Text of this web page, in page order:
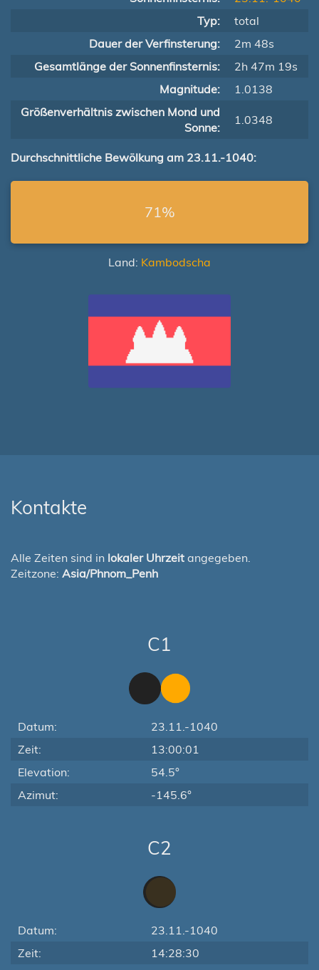
Typ:
total
Dauer der Verfinsterung:
2m 48s
Gesamtlänge der Sonnenfinsternis:
2h 47m 19s
Magnitude:
1.0138
Größenverhältnis zwischen Mond und
Sonne:
1.0348
Durchschnittliche Bewölkung am 23.11.-1040:
71%
Land: Kambodscha
Kontakte
Alle Zeiten sind in lokaler Uhrzeit angegeben.
Zeitzone: Asia/Phnom_Penh
C1
Datum:
23.11.-1040
Zeit:
13:00:01
Elevation:
54.5°
Azimut:
-145.6°
C2
Datum:
23.11.-1040
Zeit:
14:28:30